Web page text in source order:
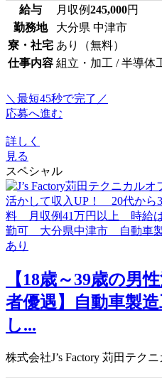
給与 月収例245,000円
勤務地
大分県 中津市
寮・社宅 あり（無料）
仕事内容 組立・加工 / 半導体
＼最短45秒で完了／
応募へ進む
詳しく
見る
スペシャル
【18歳～39歳の男
者優遇】自動車製
し...
株式会社J’s Factory 苅田テク